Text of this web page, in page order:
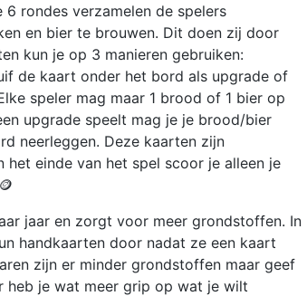
rondes verzamelen de spelers
en bier te brouwen. Dit doen zij door
kun je op 3 manieren gebruiken:
de kaart onder het bord als upgrade of
speler mag maar 1 brood of 1 bier op
upgrade speelt mag je je brood/bier
neerleggen. Deze kaarten zijn
het einde van het spel scoor je alleen je
jaar en zorgt voor meer grondstoffen. In
handkaarten door nadat ze een kaart
zijn er minder grondstoffen maar geef
heb je wat meer grip op wat je wilt